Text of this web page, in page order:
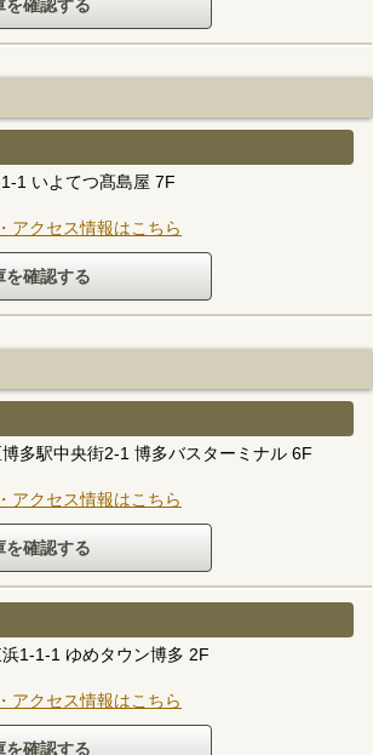
1 いよてつ髙島屋 7F
アクセス情報はこちら
多駅中央街2-1 博多バスターミナル 6F
アクセス情報はこちら
1-1-1 ゆめタウン博多 2F
アクセス情報はこちら